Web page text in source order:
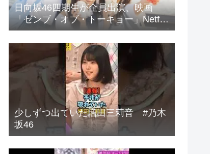
日向坂46四期生が全員出演、映画
「ゼンブ・オブ・トーキョー」Netflix
で配信
少しずつ出ていた増田三莉音 #乃木
坂46